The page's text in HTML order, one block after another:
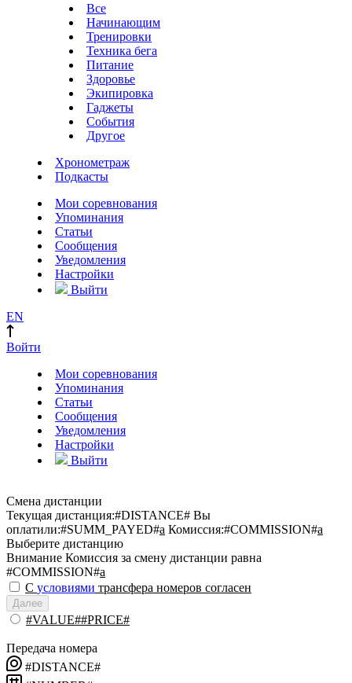
Все
Начинающим
Тренировки
Техника бега
Питание
Здоровье
Экипировка
Гаджеты
События
Другое
Хронометраж
Подкасты
Мои соревнования
Упоминания
Статьи
Сообщения
Уведомления
Настройки
Выйти
EN
Войти
Мои соревнования
Упоминания
Статьи
Сообщения
Уведомления
Настройки
Выйти
Смена дистанции
Текущая дистанция:#DISTANCE# Вы
оплатили:#SUMM_PAYED#a Комиссия:#COMMISSION#a
Выберите дистанцию
Внимание Комиссия за смену дистанции равна
#COMMISSION#a
С условиями трансфера номеров согласен
Далее
#VALUE##PRICE#
Передача номера
#DISTANCE#